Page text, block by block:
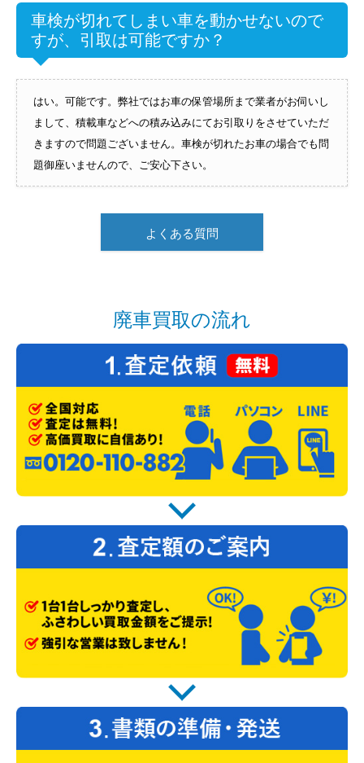
車検が切れてしまい車を動かせないので
すが、引取は可能ですか？
はい。可能です。弊社ではお車の保管場所まで業者がお伺いし
まして、積載車などへの積み込みにてお引取りをさせていただ
きますので問題ございません。車検が切れたお車の場合でも問
題御座いませんので、ご安心下さい。
よくある質問
廃車買取の流れ